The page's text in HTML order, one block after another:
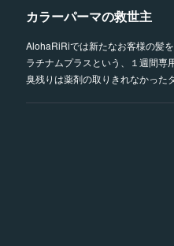
カラーパーマの救世主
AlohaRiRiでは新たなお客様の髪
ラチナムプラスという、１週間専
臭残りは薬剤の取りきれなかっ